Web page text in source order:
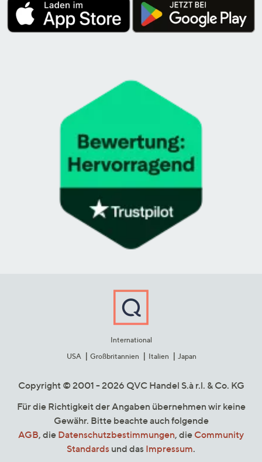
International
USA
Großbritannien Italien Japan
Copyright © 2001 - 2026 QVC Handel S.à r.l. & Co. KG
Für die Richtigkeit der Angaben übernehmen wir keine
Gewähr. Bitte beachte auch folgende
AGB, die Datenschutzbestimmungen, die Community
Standards und das Impressum.